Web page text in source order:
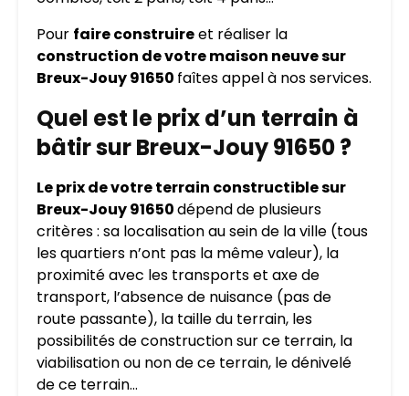
Pour faire construireet réaliser la
construction de votre maison neuve sur
Breux-Jouy 91650 faîtes appel à nos services.
Quel est le prix d’un terrain à
bâtir sur Breux-Jouy 91650 ?
Le prix de votre terrain constructible sur
Breux-Jouy 91650dépend de plusieurs
critères : sa localisation au sein de la ville (tous
les quartiers n’ont pas la même valeur), la
proximité avec les transports et axe de
transport, l’absence de nuisance (pas de
route passante), la taille du terrain, les
possibilités de construction sur ce terrain, la
viabilisation ou non de ce terrain, le dénivelé
de ce terrain…